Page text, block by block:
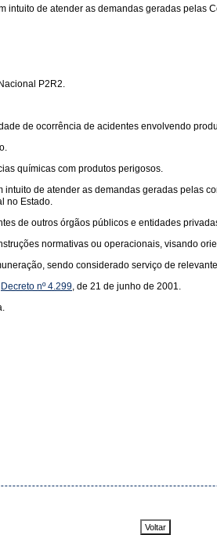
de atender as demandas geradas
P2R2.
de ocorrência de acidentes envolvendo
químicas com produtos perigosos.
de atender as demandas geradas pelas
no Estado.
de outros órgãos públicos e entidades
normativas ou operacionais, visando
sendo considerado serviço de
Decreto nº 4.299, de 21 de junho de 2001.